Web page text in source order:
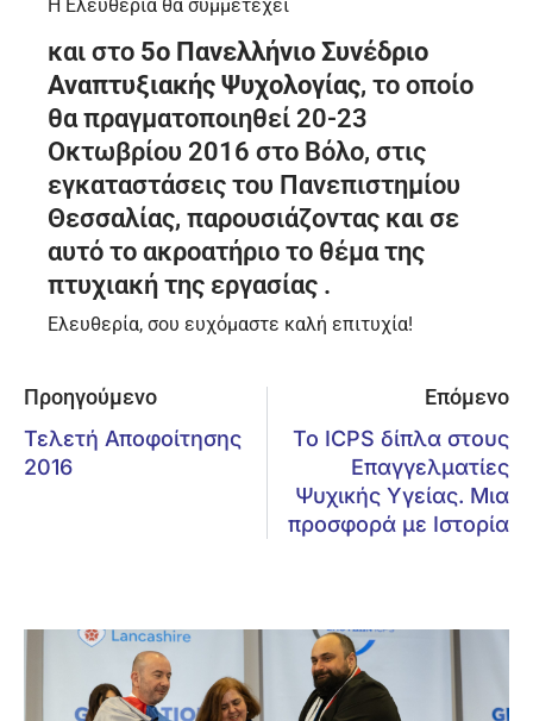
Η Ελευθερία θα συμμετέχει
και στο 5ο Πανελλήνιο Συνέδριο
Αναπτυξιακής Ψυχολογίας, το οποίο
θα πραγματοποιηθεί 20-23
Οκτωβρίου 2016 στο Βόλο, στις
εγκαταστάσεις του Πανεπιστημίου
Θεσσαλίας, παρουσιάζοντας και σε
αυτό το ακροατήριο το θέμα της
πτυχιακή της εργασίας .
Ελευθερία, σου ευχόμαστε καλή επιτυχία!
Προηγούμενο
Τελετή Αποφοίτησης
2016
Επόμενο
Το ICPS δίπλα στους
Επαγγελματίες
Ψυχικής Υγείας. Μια
προσφορά με Ιστορία